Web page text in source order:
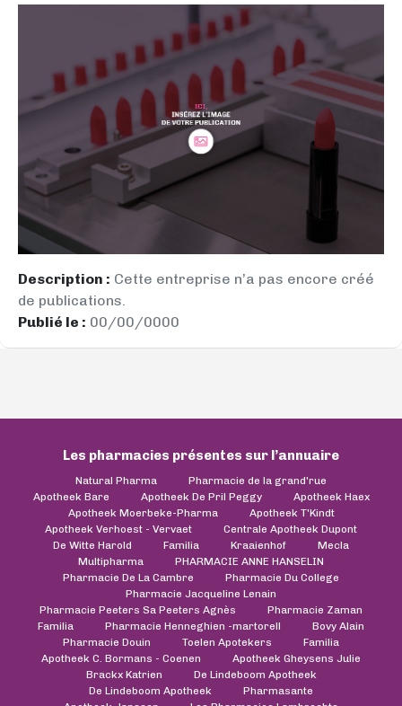
Description : Cette entreprise n’a pas encore créé
de publications.
Publié le : 00/00/0000
Les pharmacies présentes sur l’annuaire
Natural Pharma
Pharmacie de la grand'rue
Apotheek Bare
Apotheek De Pril Peggy
Apotheek Haex
Apotheek Moerbeke-Pharma
Apotheek T'Kindt
Apotheek Verhoest - Vervaet
Centrale Apotheek Dupont
De Witte Harold
Familia Kraaienhof
Mecla
Multipharma
PHARMACIE ANNE HANSELIN
Pharmacie De La Cambre
Pharmacie Du College
Pharmacie Jacqueline Lenain
Pharmacie Peeters Sa Peeters Agnès
Pharmacie Zaman
Familia
Pharmacie Henneghien -martorell
Bovy Alain
Pharmacie Douin
Toelen Apotekers
Familia
Apotheek C. Bormans - Coenen
Apotheek Gheysens Julie
Brackx Katrien
De Lindeboom Apotheek
De Lindeboom Apotheek
Pharmasante